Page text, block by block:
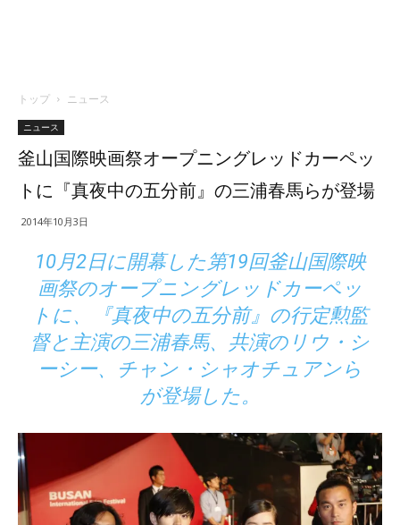
トップ ニュース
ニュース
釜山国際映画祭オープニングレッドカーペッ
トに『真夜中の五分前』の三浦春馬らが登場
2014年10月3日
10月2日に開幕した第19回釜山国際映
画祭のオープニングレッドカーペッ
トに、『真夜中の五分前』の行定勲監
督と主演の三浦春馬、共演のリウ・シ
ーシー、チャン・シャオチュアンら
が登場した。